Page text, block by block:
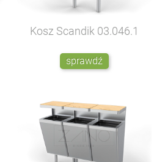
Kosz Scandik 03.046.1
sprawdź